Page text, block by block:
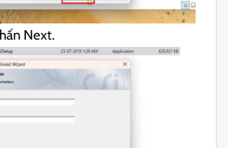
Next.